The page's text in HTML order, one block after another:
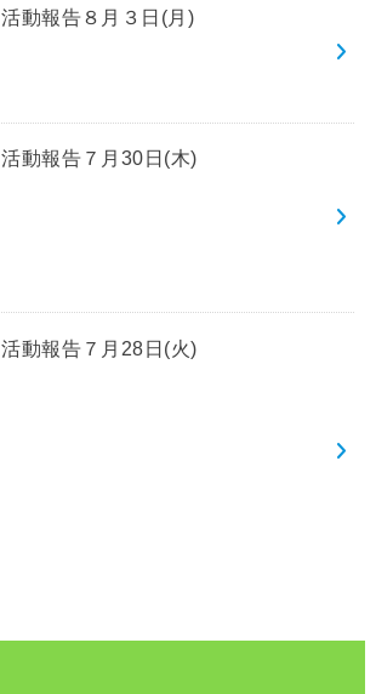
活動報告８月３日(月)
活動報告７月30日(木)
活動報告７月28日(火)